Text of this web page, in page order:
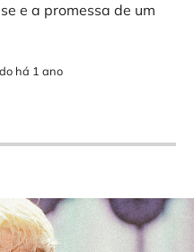
e a promessa de um
há 1 ano